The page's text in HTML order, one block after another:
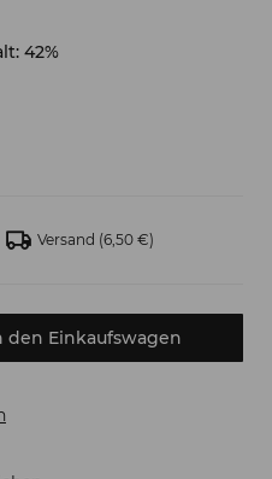
42%
Versand (6,50 €)
den Einkaufswagen